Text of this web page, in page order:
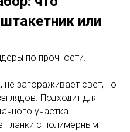
или
по прочности.
загораживает свет, но
Подходит для
участка.
планки с полимерным